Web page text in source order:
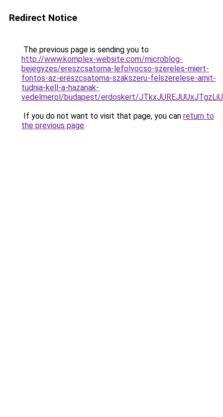
Redirect Notice
The previous page is sending you to
http://www.komplex-website.com/microblog-
bejegyzes/ereszcsatorna-lefolyocso-szereles-miert-
fontos-az-ereszcsatorna-szakszeru-felszerelese-amit-
tudnia-kell-a-hazanak-
vedelmerol/budapest/erdoskert/
If you do not want to visit that page, you can return to
the previous page.